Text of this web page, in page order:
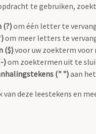
te gebruiken,
(?)om één letter te
om meer letters te
($)voor uw zoekterm
)om zoektermen uit te
(" ")aan
deze leestekens en